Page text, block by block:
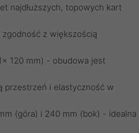
najdłuższych, topowych kart
zgodność z większością
120 mm) - obudowa jest
przestrzeń i elastyczność w
(góra) i 240 mm (bok) - idealna